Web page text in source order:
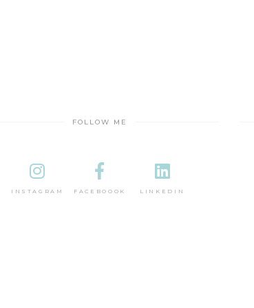
FOLLOW ME
INSTAGRAM FACEBOOOK LINKEDIN